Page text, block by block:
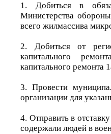
1. Добиться в
Министерства
всего жилмассива
2. Добиться от
капитального
капитального
3. Провести
организации для
4. Отправить в
содержали людей в